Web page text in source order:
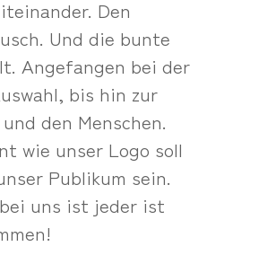
Den
Und die bunte
Angefangen bei der
bis hin zur
den Menschen.
wie unser Logo soll
Publikum sein.
uns ist jeder ist